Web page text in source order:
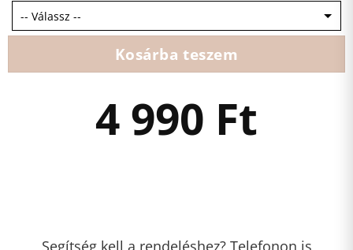
Kosárba teszem
4 990 Ft
Segítség kell a rendeléshez? Telefonon is